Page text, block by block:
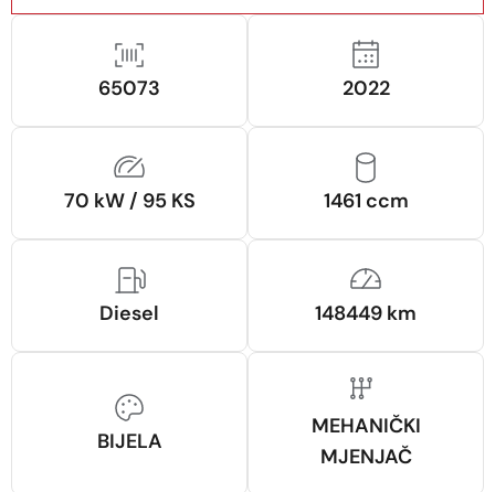
65073 2022
70 kW / 95 KS 1461 ccm
Diesel 148449 km
BIJELA
MEHANIČKI
MJENJAČ